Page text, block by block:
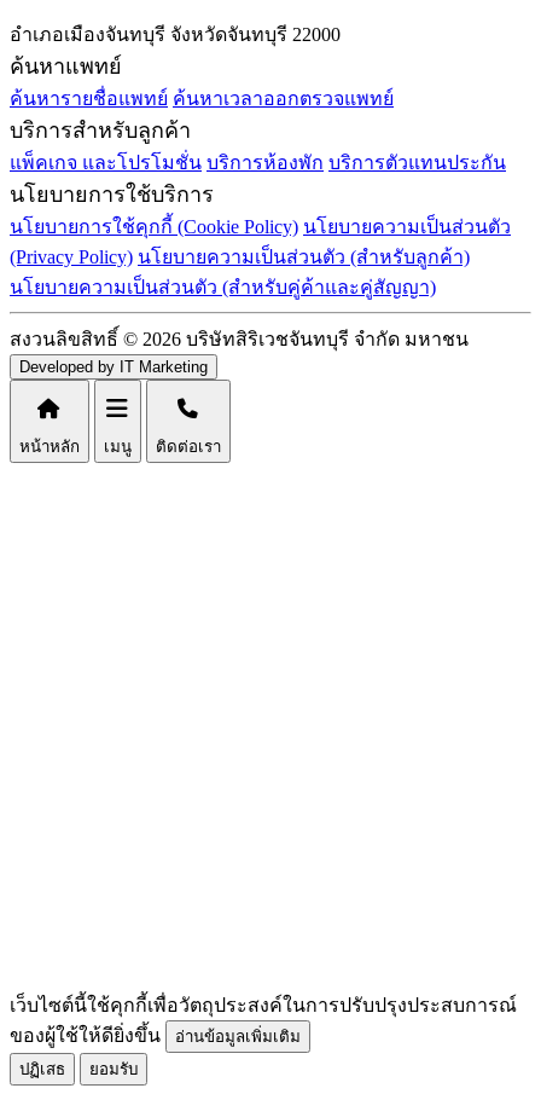
อำเภอเมืองจันทบุรี จังหวัดจันทบุรี 22000
ค้นหาแพทย์
ค้นหารายชื่อแพทย์ ค้นหาเวลาออกตรวจแพทย์
บริการสำหรับลูกค้า
แพ็คเกจ และโปรโมชั่น บริการห้องพัก บริการตัวแทนประกัน
นโยบายการใช้บริการ
นโยบายการใช้คุกกี้ (Cookie Policy) นโยบายความเป็นส่วนตัว
(Privacy Policy) นโยบายความเป็นส่วนตัว (สำหรับลูกค้า)
นโยบายความเป็นส่วนตัว (สำหรับคู่ค้าและคู่สัญญา)
สงวนลิขสิทธิ์ © 2026 บริษัทสิริเวชจันทบุรี จำกัด มหาชน
Developed by IT Marketing
หน้าหลัก เมนู ติดต่อเรา
เว็บไซต์นี้ใช้คุกกี้เพื่อวัตถุประสงค์ในการปรับปรุงประสบการณ์
ของผู้ใช้ให้ดียิ่งขึ้น
อ่านข้อมูลเพิ่มเติม
ปฏิเสธ
ยอมรับ